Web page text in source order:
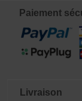
Paiement
Livraison